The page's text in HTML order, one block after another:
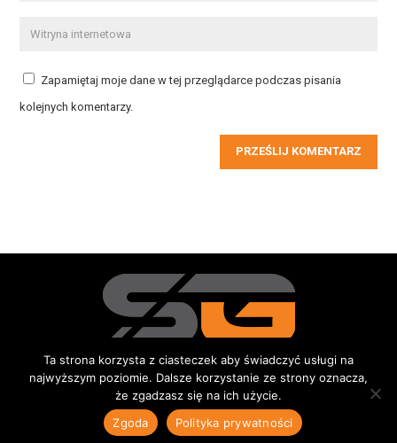
Zapamiętaj moje dane w tej przeglądarce podczas pisania
kolejnych komentarzy.
PRZEŚLIJ KOMENTARZ
Redakcja Kontakt Reklama Do pobrania
© 2015-2026 Sportowe Gniezno|Wszystkie prawa zastrzeżone |
Polityka prywatności
Ta strona korzysta z ciasteczek aby świadczyć usługi na
najwyższym poziomie. Dalsze korzystanie ze strony oznacza,
że zgadzasz się na ich użycie.
Zgoda
Polityka prywatności